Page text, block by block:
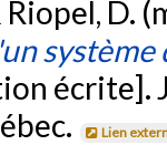
Riopel, D.
écrite].
Lien